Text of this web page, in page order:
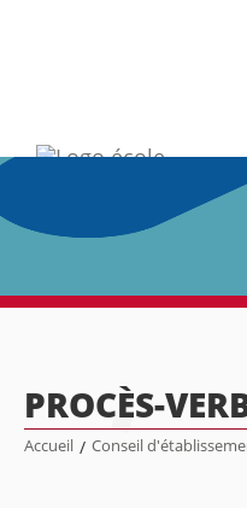
PROCÈS-
Accueil / Conseil